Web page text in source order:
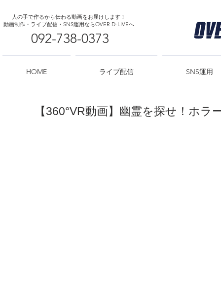
人の手で作るから伝わる動画をお届けします！
​動画制作・ライブ配信・SNS運用ならOVER D-LIVEへ
092-738-0373
HOME ライブ配信 SNS運用
【360°VR動画】幽霊を探せ！ホ